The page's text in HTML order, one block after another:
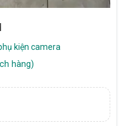
kiện camera
hàng)